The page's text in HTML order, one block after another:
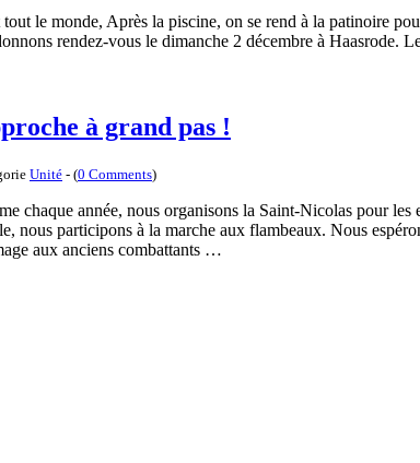
le monde, Après la piscine, on se rend à la patinoire
rendez-vous le dimanche 2 décembre à Haasrode.
à grand pas !
Unité - (0 Comments)
chaque année, nous organisons la Saint-Nicolas pour
nous participons à la marche aux flambeaux. Nous
aux anciens combattants …